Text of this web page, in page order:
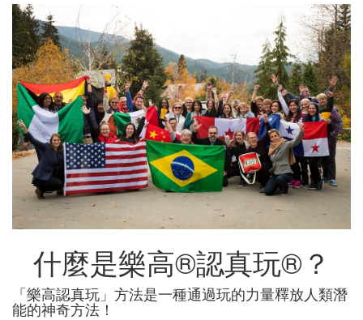
什麼是樂高®認真玩®？
「樂高認真玩 」 方法是一種通過玩的力量釋放人類潛
能的神奇方法！